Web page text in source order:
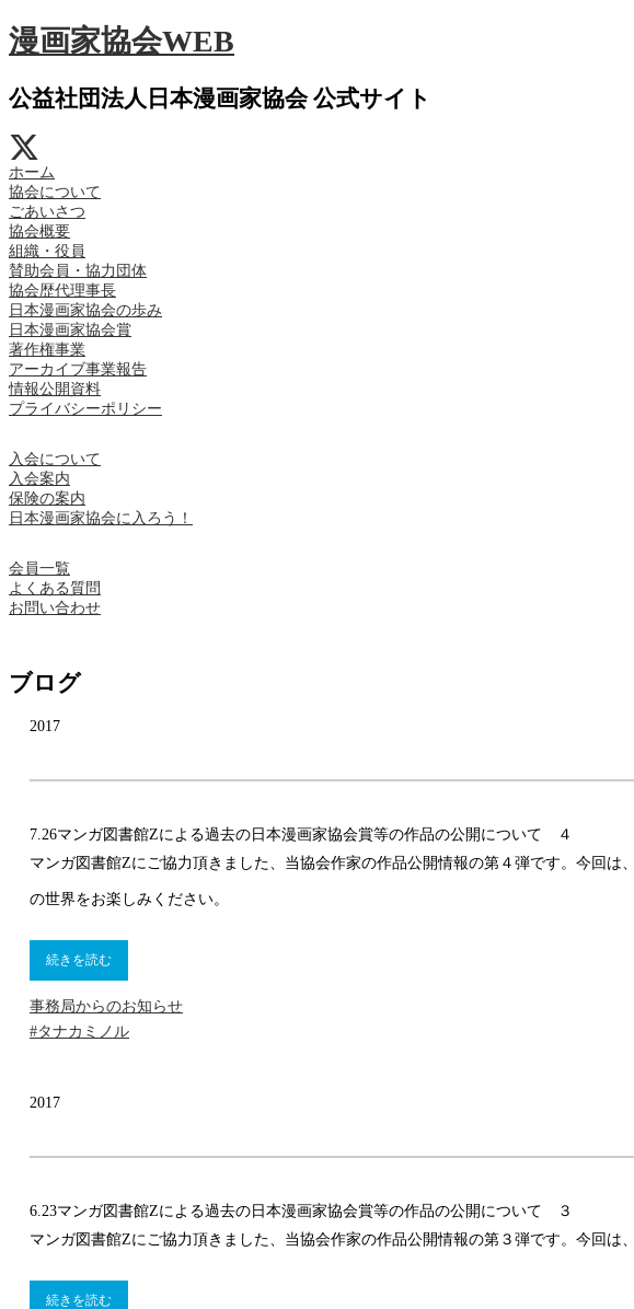
漫画家協会WEB
公益社団法人日本漫画家協会 公式サイト
ホーム
協会について
ごあいさつ
協会概要
組織・役員
賛助会員・協力団体
協会歴代理事長
日本漫画家協会の歩み
日本漫画家協会賞
著作権事業
アーカイブ事業報告
情報公開資料
プライバシーポリシー
入会について
入会案内
保険の案内
日本漫画家協会に入ろう！
会員一覧
よくある質問
お問い合わせ
ブログ
2017
7.26マンガ図書館Zによる過去の日本漫画家協会賞等の作品の公開について ４
マンガ図書館Zにご協力頂きました、当協会作家の作品公開情報の第４弾です。今回は
の世界をお楽しみください。
続きを読む
事務局からのお知らせ
#タナカミノル
2017
6.23マンガ図書館Zによる過去の日本漫画家協会賞等の作品の公開について ３
マンガ図書館Zにご協力頂きました、当協会作家の作品公開情報の第３弾です。今回
続きを読む